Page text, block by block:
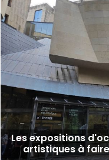
Les expositions
artistiques à